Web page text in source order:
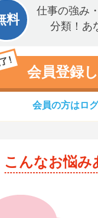
仕事の強み
分類！あ
会員登録
会員の方はロ
こんなお悩み